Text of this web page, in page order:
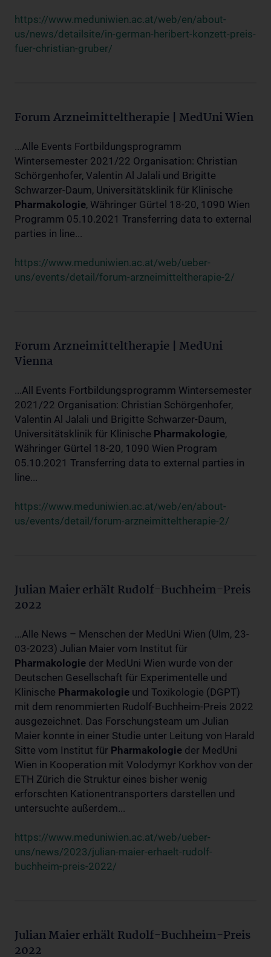
https://www.meduniwien.ac.at/web/en/about-
us/news/detailsite/in-german-heribert-konzett-preis-
fuer-christian-gruber/
Forum Arzneimitteltherapie | MedUni Wien
...Alle Events Fortbildungsprogramm
Wintersemester 2021/22 Organisation: Christian
Schörgenhofer, Valentin Al Jalali und Brigitte
Schwarzer-Daum, Universitätsklinik für Klinische
Pharmakologie, Währinger Gürtel 18-20, 1090 Wien
Programm 05.10.2021 Transferring data to external
parties in line...
https://www.meduniwien.ac.at/web/ueber-
uns/events/detail/forum-arzneimitteltherapie-2/
Forum Arzneimitteltherapie | MedUni
Vienna
...All Events Fortbildungsprogramm Wintersemester
2021/22 Organisation: Christian Schörgenhofer,
Valentin Al Jalali und Brigitte Schwarzer-Daum,
Universitätsklinik für Klinische Pharmakologie,
Währinger Gürtel 18-20, 1090 Wien Program
05.10.2021 Transferring data to external parties in
line...
https://www.meduniwien.ac.at/web/en/about-
us/events/detail/forum-arzneimitteltherapie-2/
Julian Maier erhält Rudolf-Buchheim-Preis
2022
...Alle News – Menschen der MedUni Wien (Ulm, 23-
03-2023) Julian Maier vom Institut für
Pharmakologie der MedUni Wien wurde von der
Deutschen Gesellschaft für Experimentelle und
Klinische Pharmakologie und Toxikologie (DGPT)
mit dem renommierten Rudolf-Buchheim-Preis 2022
ausgezeichnet. Das Forschungsteam um Julian
Maier konnte in einer Studie unter Leitung von Harald
Sitte vom Institut für Pharmakologie der MedUni
Wien in Kooperation mit Volodymyr Korkhov von der
ETH Zürich die Struktur eines bisher wenig
erforschten Kationentransporters darstellen und
untersuchte außerdem...
https://www.meduniwien.ac.at/web/ueber-
uns/news/2023/julian-maier-erhaelt-rudolf-
buchheim-preis-2022/
Julian Maier erhält Rudolf-Buchheim-Preis
2022